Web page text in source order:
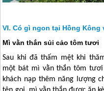
Có gì ngon tại Hồng Kông
Mì vằn thắn sủi cảo tôm tươi
Sau khi đã thấm mệt khi
một bát mì vằn thắn tôm
khách nạp thêm năng lượng